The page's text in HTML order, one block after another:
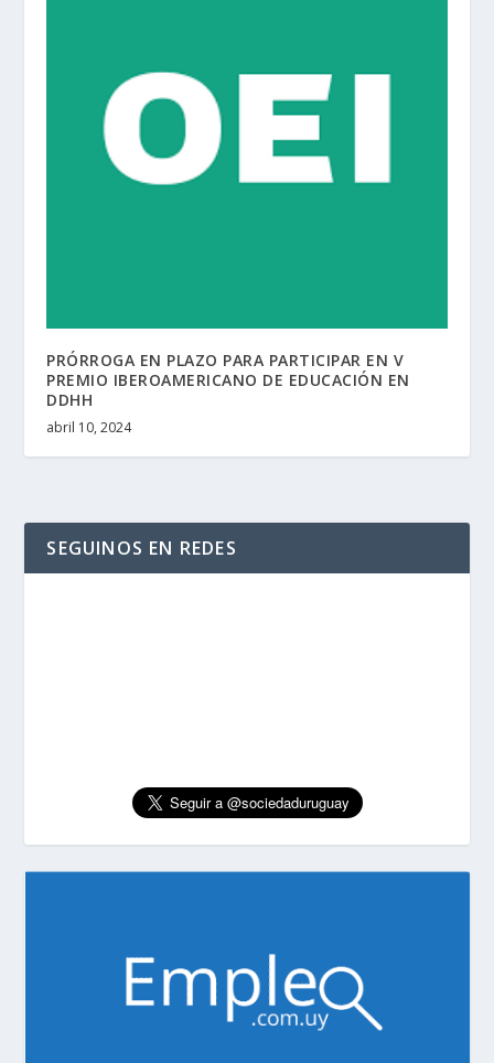
PRÓRROGA EN PLAZO PARA PARTICIPAR EN V
PREMIO IBEROAMERICANO DE EDUCACIÓN EN
DDHH
abril 10, 2024
SEGUINOS EN REDES